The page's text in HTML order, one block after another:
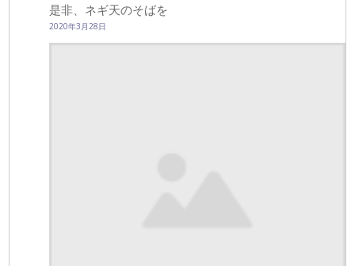
是非、ネギ天のそばを
2020年3月28日